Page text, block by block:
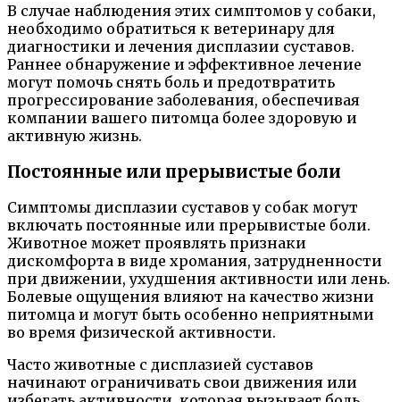
В случае наблюдения этих симптомов у собаки,
необходимо обратиться к ветеринару для
диагностики и лечения дисплазии суставов.
Раннее обнаружение и эффективное лечение
могут помочь снять боль и предотвратить
прогрессирование заболевания, обеспечивая
компании вашего питомца более здоровую и
активную жизнь.
Постоянные или прерывистые боли
Симптомы дисплазии суставов у собак могут
включать постоянные или прерывистые боли.
Животное может проявлять признаки
дискомфорта в виде хромания, затрудненности
при движении, ухудшения активности или лень.
Болевые ощущения влияют на качество жизни
питомца и могут быть особенно неприятными
во время физической активности.
Часто животные с дисплазией суставов
начинают ограничивать свои движения или